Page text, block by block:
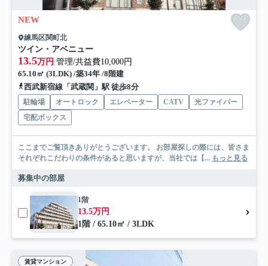
NEW
練馬区関町北
ツイン・アベニュー
13.5万円 管理/共益費10,000円
65.10㎡ (3LDK) /築34年 /8階建
西武新宿線「武蔵関」駅 徒歩8分
駐輪場 オートロック エレベーター CATV
光ファイバー
宅配ボックス
ここまでご覧頂きありがとうございます。 お部屋探しの際には、皆さま
それぞれこだわりの条件があると思いますが、当社では【... もっと見る
募集中の部屋
1階
13.5万円
1階 / 65.10㎡ / 3LDK
賃貸マンション